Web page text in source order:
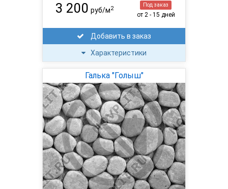
3 200 руб/м2
Под заказ
от 2 - 15 дней
Добавить в заказ
Характеристики
Галька "Голыш"